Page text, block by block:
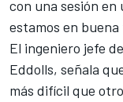
con una sesión
estamos en buena
El ingeniero jefe
Eddolls, señala
más difícil que